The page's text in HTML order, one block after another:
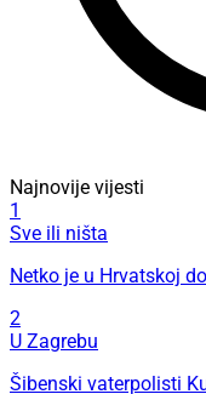
Najnovije vijesti
1
Sve ili ništa
Netko je u Hrvatskoj
2
U Zagrebu
Šibenski vaterpolisti